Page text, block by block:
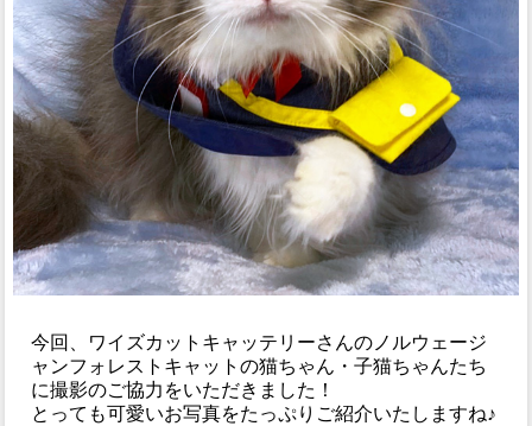
今回、ワイズカットキャッテリーさんのノルウェージ
ャンフォレストキャットの猫ちゃん・子猫ちゃんたち
に撮影のご協力をいただきました！
とっても可愛いお写真をたっぷりご紹介いたしますね♪